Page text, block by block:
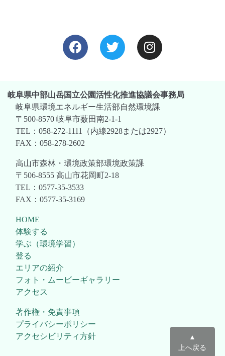
岐阜県中部山岳国立公園活性化推進協議会事務局
岐阜県環境エネルギー生活部自然環境課
〒500-8570 岐阜市薮田南2-1-1
TEL：058-272-1111（内線2928または2927）
FAX：058-278-2602
高山市森林・環境政策部環境政策課
〒506-8555 高山市花岡町2-18
TEL：0577-35-3533
FAX：0577-35-3169
HOME
体験する
学ぶ（環境学習）
登る
エリアの紹介
フォト・ムービーギャラリー
アクセス
著作権・免責事項
プライバシーポリシー
アクセシビリティ方針
▲
上へ戻る